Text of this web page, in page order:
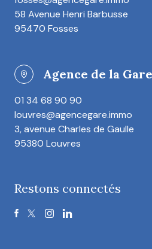
58 Avenue Henri Barbusse
95470 Fosses
Agence de la
01 34 68 90 90
louvres@agencegare.immo
3, avenue Charles de Gaulle
95380 Louvres
Restons connectés